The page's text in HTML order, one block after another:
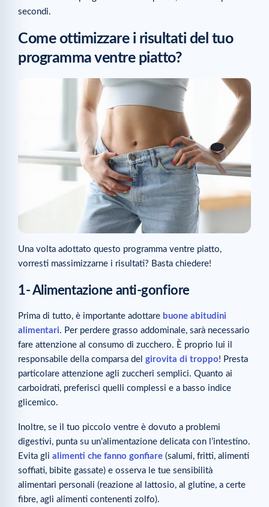
secondi.
Come ottimizzare i risultati del tuo
programma ventre piatto?
Una volta adottato questo programma ventre piatto,
vorresti massimizzarne i risultati? Basta chiedere!
1- Alimentazione anti-gonfiore
Prima di tutto, è importante adottare buone abitudini
alimentari. Per perdere grasso addominale, sarà necessario
fare attenzione al consumo di zucchero. È proprio lui il
responsabile della comparsa del girovita di troppo! Presta
particolare attenzione agli zuccheri semplici. Quanto ai
carboidrati, preferisci quelli complessi e a basso indice
glicemico.
Inoltre, se il tuo piccolo ventre è dovuto a problemi
digestivi, punta su un’alimentazione delicata con l’intestino.
Evita gli alimenti che fanno gonfiare (salumi, fritti, alimenti
soffiati, bibite gassate) e osserva le tue sensibilità
alimentari personali (reazione al lattosio, al glutine, a certe
fibre, agli alimenti contenenti zolfo).